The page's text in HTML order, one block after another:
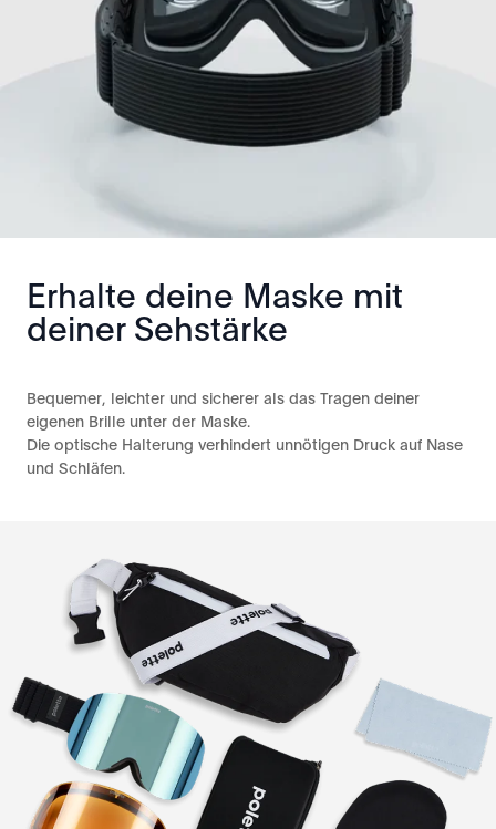
Erhalte deine Maske mit
deiner Sehstärke
Bequemer, leichter und sicherer als das Tragen deiner
eigenen Brille unter der Maske.
Die optische Halterung verhindert unnötigen Druck auf Nase
und Schläfen.